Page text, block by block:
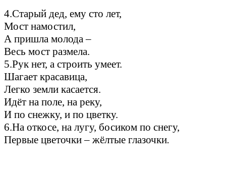
4.Старый дед, ему сто лет,
Мост намостил,
А пришла молода –
Весь мост размела.
5.Рук нет, а строить умеет.
Шагает красавица,
Легко земли касается.
Идёт на поле, на реку,
И по снежку, и по цветку.
6.На откосе, на лугу, босиком по снегу,
Первые цветочки – жёлтые глазочки.